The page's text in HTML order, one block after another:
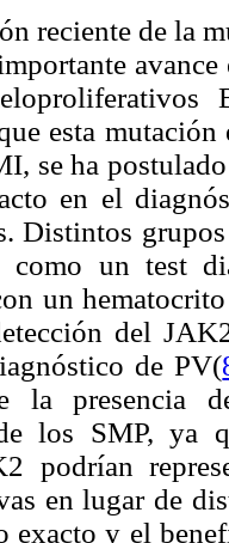
reciente de la
esta
se ha
en el
Distintos
como un test
un
del
de PV(
la presencia
los SMP, ya
podrían
en lugar de
y el